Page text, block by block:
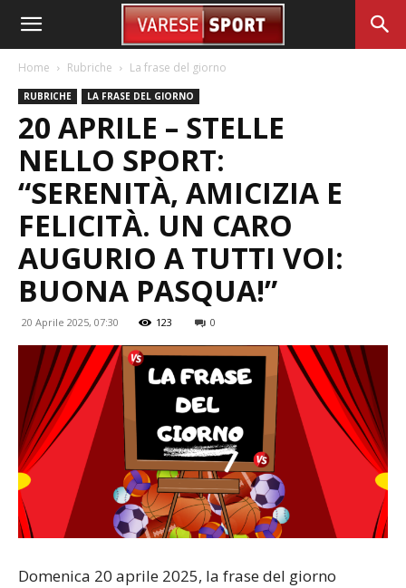
Home Rubriche La frase del giorno
RUBRICHE LA FRASE DEL GIORNO
20 APRILE – STELLE
NELLO SPORT:
“SERENITÀ, AMICIZIA E
FELICITÀ. UN CARO
AUGURIO A TUTTI VOI:
BUONA PASQUA!”
20 Aprile 2025, 07:30 123 0
Domenica 20 aprile 2025, la frase del giorno